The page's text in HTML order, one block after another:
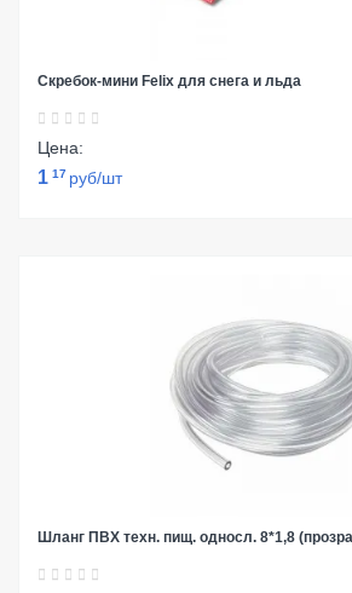
Скребок-мини Felix для снега и льда
Цена:
1 17 руб/шт
Шланг ПВХ техн. пищ. односл. 8*1,8